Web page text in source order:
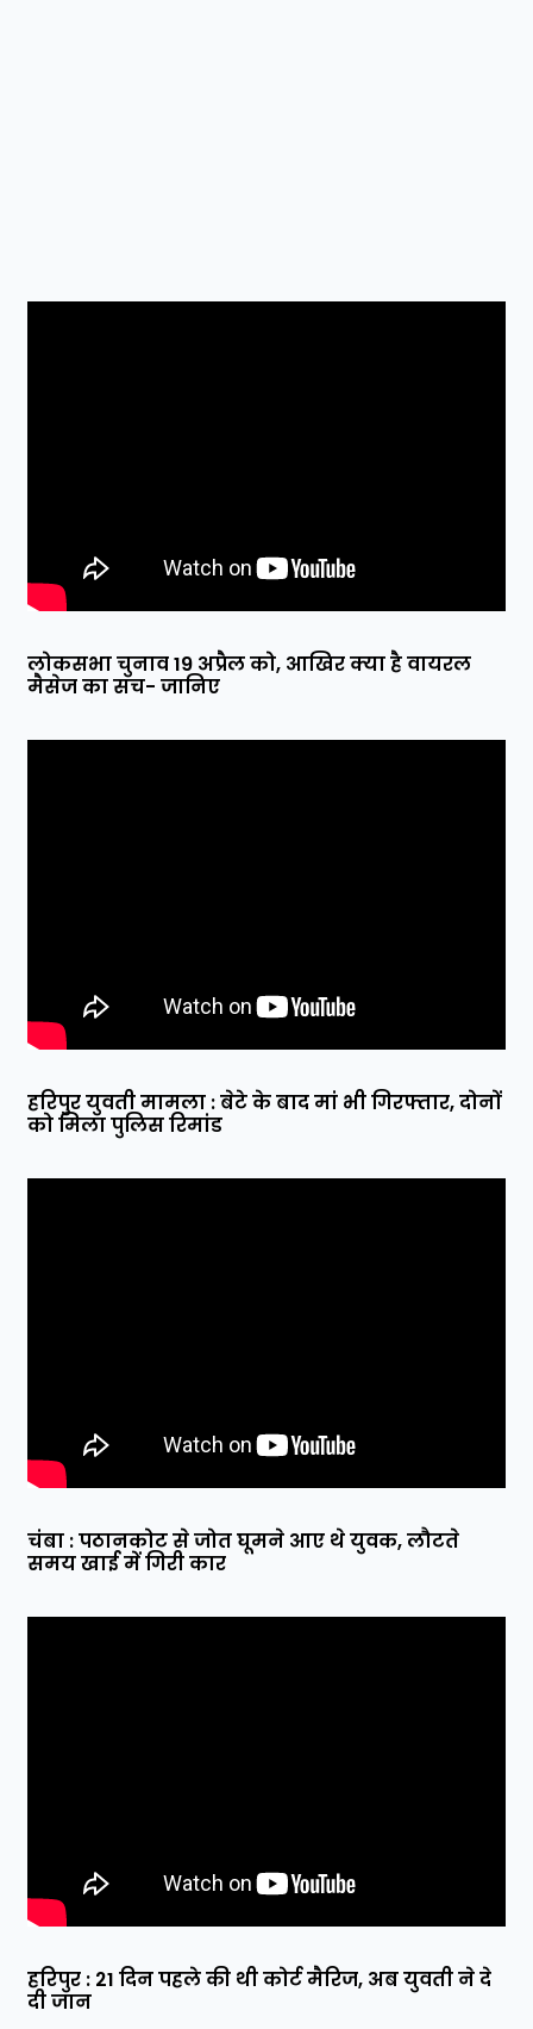
लोकसभा चुनाव 19 अप्रैल को, आखिर क्या है वायरल
मैसेज का सच- जानिए
हरिपुर युवती मामला : बेटे के बाद मां भी गिरफ्तार, दोनों
को मिला पुलिस रिमांड
चंबा : पठानकोट से जोत घूमने आए थे युवक, लौटते
समय खाई में गिरी कार
हरिपुर : 21 दिन पहले की थी कोर्ट मैरिज, अब युवती ने दे
दी जान